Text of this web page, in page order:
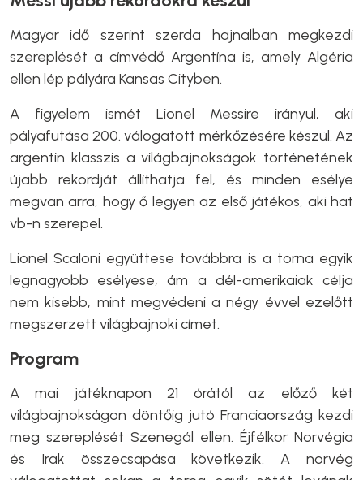
Magyar idő szerint szerda hajnalban megkezdi
szereplését a címvédő Argentína is, amely Algéria
ellen lép pályára Kansas Cityben.
A figyelem ismét Lionel Messire irányul, aki
pályafutása 200. válogatott mérkőzésére készül. Az
argentin klasszis a világbajnokságok történetének
újabb rekordját állíthatja fel, és minden esélye
megvan arra, hogy ő legyen az első játékos, aki hat
vb-n szerepel.
Lionel Scaloni együttese továbbra is a torna egyik
legnagyobb esélyese, ám a dél-amerikaiak célja
nem kisebb, mint megvédeni a négy évvel ezelőtt
megszerzett világbajnoki címet.
Program
A mai játéknapon 21 órától az előző két
világbajnokságon döntőig jutó Franciaország kezdi
meg szereplését Szenegál ellen. Éjfélkor Norvégia
és Irak összecsapása következik. A norvég